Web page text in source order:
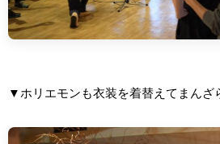
▼ホリエモンも衣装を着替えてまんざ